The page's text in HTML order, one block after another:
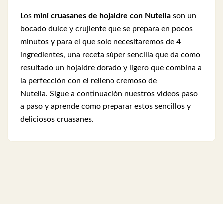
Los mini cruasanes de hojaldre con Nutella son un
bocado dulce y crujiente que se prepara en pocos
minutos y para el que solo necesitaremos de 4
ingredientes, una receta súper sencilla que da como
resultado un hojaldre dorado y ligero que combina a
la perfección con el relleno cremoso de
Nutella. Sigue a continuación nuestros videos paso
a paso y aprende como preparar estos sencillos y
deliciosos cruasanes.